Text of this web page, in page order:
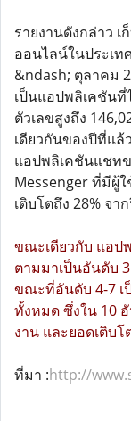
รายงานดังกล่าว
ออนไลน์ในประเท
&ndash; ตุลาคม
เป็นแอปพลิเคชัน
ตัวเลขสูงถึง
เดียวกันของปีที่แล้
แอปพลิเคชันแชทข
Messenger ที่มีผู้
เติบโตถึง 28% จา
ขณะเดียวกับ แอป
ตามมาเป็นอันดับ
ขณะที่อันดับ 4-7 เ
ทั้งหมด ซึ่งใน 10
งาน และยอดเติบ
ที่มา :http://